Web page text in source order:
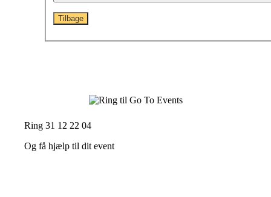
Tilbage
Ring 31 12 22 04
Og få hjælp til dit event